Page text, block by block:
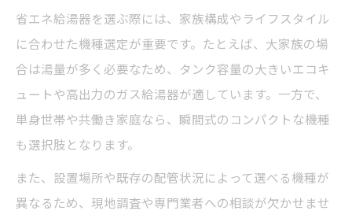
省エネ給湯器を選ぶ際には、家族構成やライフスタイル
に合わせた機種選定が重要です。たとえば、大家族の場
合は湯量が多く必要なため、タンク容量の大きいエコキ
ュートや高出力のガス給湯器が適しています。一方で、
単身世帯や共働き家庭なら、瞬間式のコンパクトな機種
も選択肢となります。
また、設置場所や既存の配管状況によって選べる機種が
異なるため、現地調査や専門業者への相談が欠かせませ